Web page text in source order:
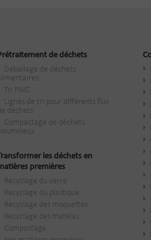
de déchets
Déballage de déchets
Tri PMC
Lignes de tri pour différents flux
déchets
Compactage de déchets
les déchets en
premières
Recyclage du verre
Recyclage du plastique
Recyclage des moquettes
Recyclage des matelas
Compostage